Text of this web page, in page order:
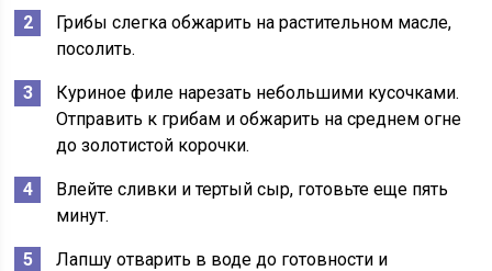
Грибы слегка обжарить на растительном масле,
посолить.
Куриное филе нарезать небольшими кусочками.
Отправить к грибам и обжарить на среднем огне
до золотистой корочки.
Влейте сливки и тертый сыр, готовьте еще пять
минут.
Лапшу отварить в воде до готовности и